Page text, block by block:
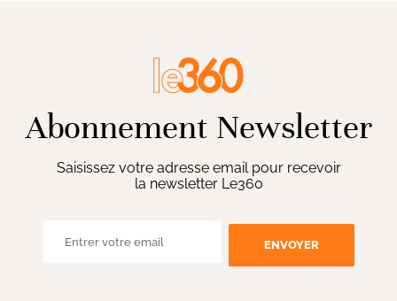
Abonnement Newsletter
Saisissez votre adresse email pour recevoir
la newsletter Le360
ENVOYER